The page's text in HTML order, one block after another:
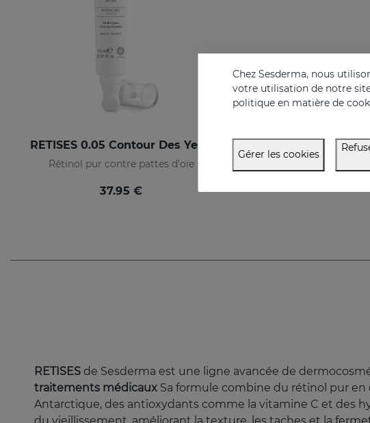
RETISES 0.05 Contour Des Yeux
Rétinol pur contre pattes d'oie
37.95 €
RETISES de Sesderma est une ligne avancée de
traitements médicaux Sa formule combine du rétinol pur
Antarctique, des antioxydants comme la vitamine C et des
du vieillissement, améliorant la texture, les taches et la
Chez Sesderma, nous
votre utilisation de notre
politique en matière de
Gérer les cookies